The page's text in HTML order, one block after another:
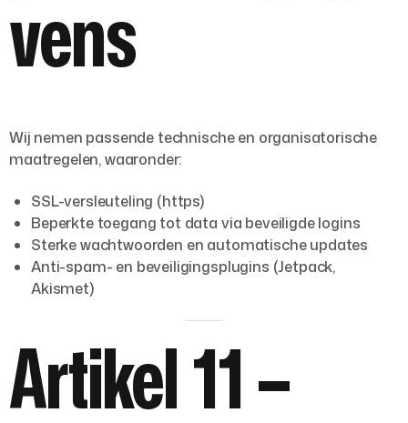
vens
Wij nemen passende technische en organisatorische
maatregelen, waaronder:
SSL-versleuteling (https)
Beperkte toegang tot data via beveiligde logins
Sterke wachtwoorden en automatische updates
Anti-spam- en beveiligingsplugins (Jetpack,
Akismet)
Artikel 11 –